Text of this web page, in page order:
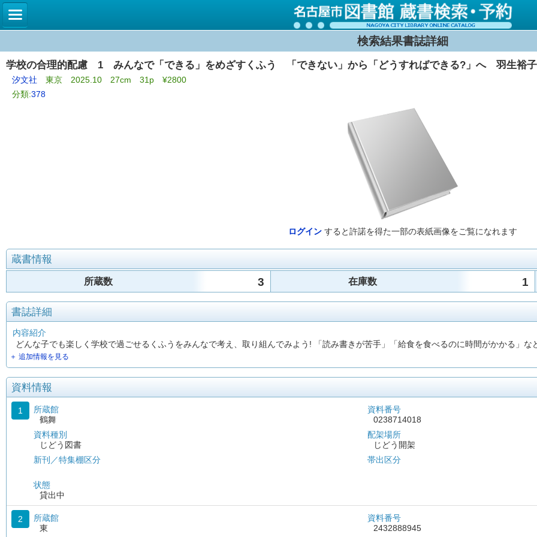
検索結果書誌詳細
学校の合理的配慮 1 みんなで「できる」をめざすくふう 「できない」から「どうすればできる?」へ 羽生裕
汐文社 東京 2025.10 27cm 31p ¥2800
分類:378
ログイン すると許諾を得た一部の表紙画像をご覧になれます
蔵書情報
所蔵数 3 在庫数 1
書誌詳細
内容紹介
どんな子でも楽しく学校で過ごせるくふうをみんなで考え、取り組んでみよう! 「読み書きが苦手」「給食を食べるのに時間がかかる」
＋ 追加情報を見る
資料情報
1
所蔵館
鶴舞
資料種別
じどう図書
新刊／特集棚区分
状態
貸出中
資料番号
0238714018
配架場所
じどう開架
帯出区分
2
所蔵館
東
資料番号
2432888945